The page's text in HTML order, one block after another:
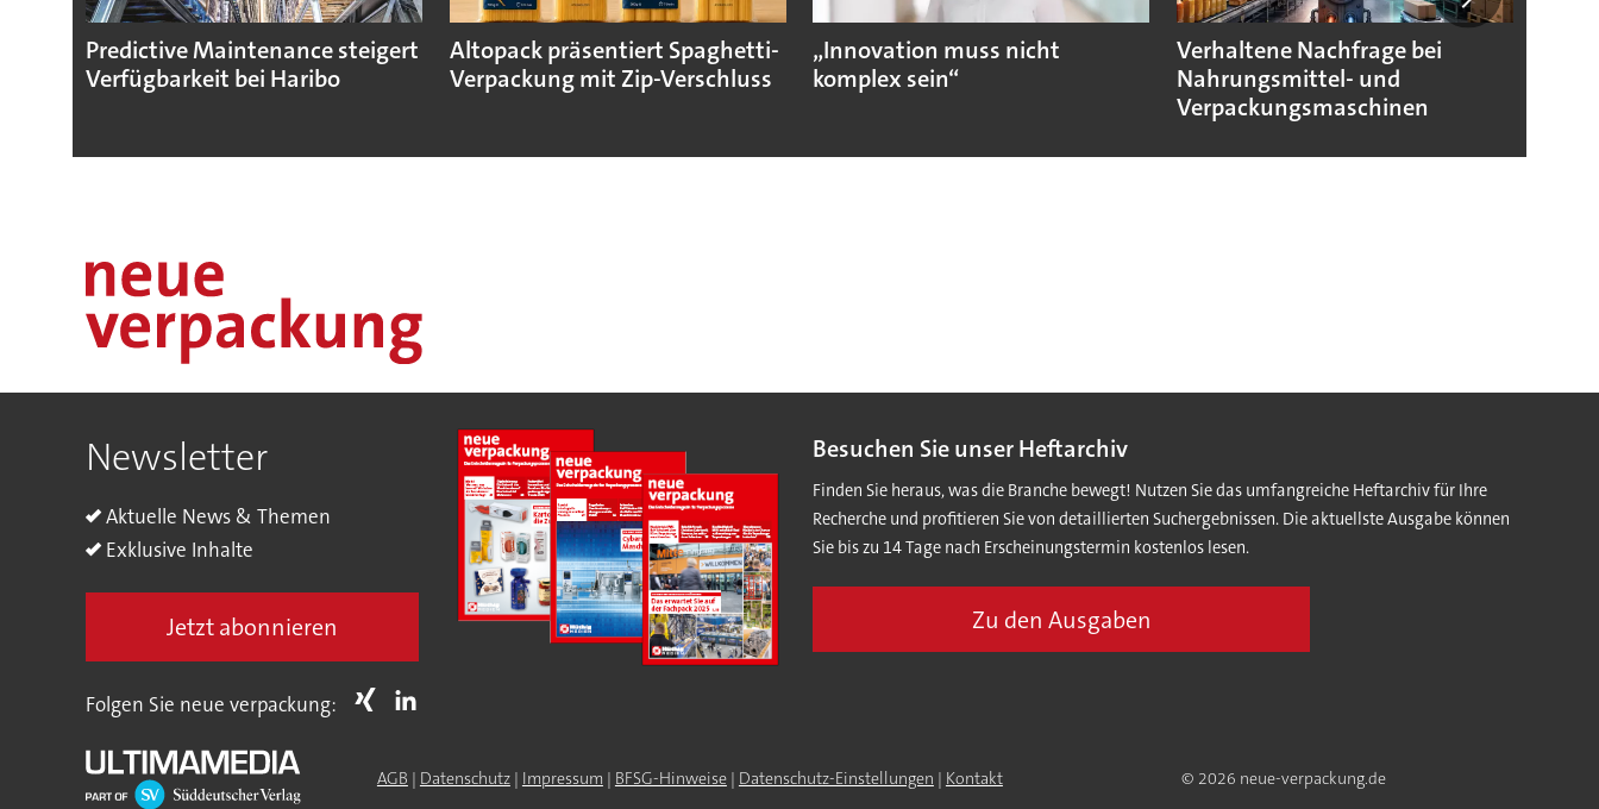
Predictive Maintenance steigert
Verfügbarkeit bei Haribo
Altopack präsentiert Spaghetti-
Verpackung mit Zip-Verschluss
„Innovation muss nicht
komplex sein“
Verhaltene Nachfrage bei
Nahrungsmittel- und
Verpackungsmaschinen
Newsletter
Aktuelle News & Themen
Exklusive Inhalte
Jetzt abonnieren
Besuchen Sie unser Heftarchiv
Finden Sie heraus, was die Branche bewegt! Nutzen Sie das umfangreiche Heftarchiv für Ihre
Recherche und profitieren Sie von detaillierten Suchergebnissen. Die aktuellste Ausgabe können
Sie bis zu 14 Tage nach Erscheinungstermin kostenlos lesen.
Zu den Ausgaben
Folgen Sie neue verpackung:
AGB | Datenschutz| Impressum | BFSG-Hinweise| Datenschutz-Einstellungen | Kontakt © 2026 neue-verpackung.de